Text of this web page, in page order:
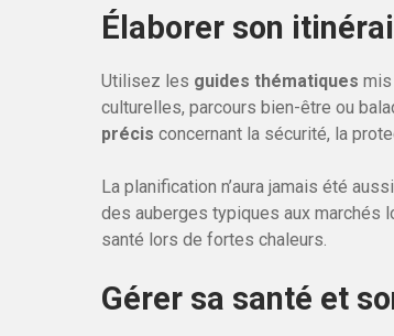
Élaborer son
Utilisez les guides thématiques
culturelles, parcours bien-être ou
précis concernant la sécurité, la
La planification n’aura jamais été
des auberges typiques aux marchés
santé lors de fortes chaleurs.
Gérer sa santé et